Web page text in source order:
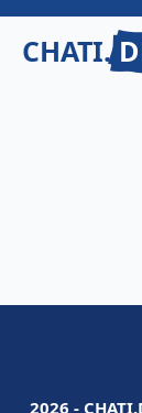
CHATI.
2026 -